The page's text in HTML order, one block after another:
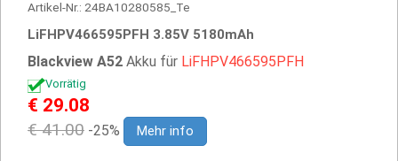
Artikel-Nr.: 24BA10280585_Te
LiFHPV466595PFH 3.85V 5180mAh
Blackview A52 Akku für LiFHPV466595PFH
Vorrätig
€ 29.08
€ 41.00 -25% Mehr info